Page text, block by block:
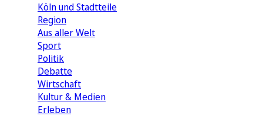
Köln und Stadtteile
Region
Aus aller Welt
Sport
Politik
Debatte
Wirtschaft
Kultur & Medien
Erleben